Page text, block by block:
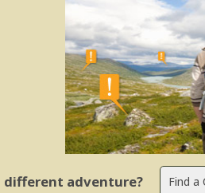
different adventure?